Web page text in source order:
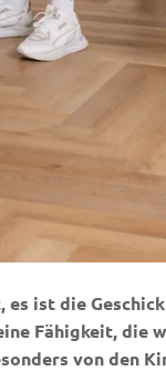
ist die
Fähigkeit, die
von den